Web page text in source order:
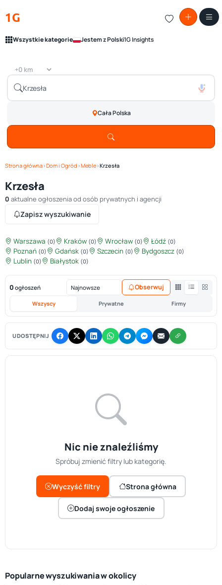
1G
Wszystkie kategorie Jestem z Polski1G Insights
Cała Polska
Strona główna›Dom i Ogród ›Meble›Krzesła
Krzesła
0 aktualne ogłoszenia od osób prywatnych i agencji
Zapisz wyszukiwanie
Warszawa (0) Kraków (0) Wrocław (0) Łódź (0)
Poznań (0) Gdańsk (0) Szczecin (0) Bydgoszcz (0)
Lublin (0) Białystok (0)
0 ogłoszeń
Wszyscy Prywatne Firmy
Obserwuj
UDOSTĘPNIJ
Nic nie znaleźliśmy
Spróbuj zmienić filtry lub kategorię.
Wyczyść filtry Strona główna
Dodaj swoje ogłoszenie
Popularne wyszukiwania w okolicy